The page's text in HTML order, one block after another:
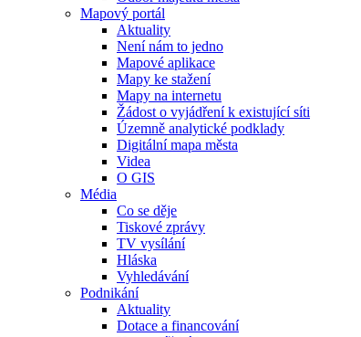
Mapový portál
Aktuality
Není nám to jedno
Mapové aplikace
Mapy ke stažení
Mapy na internetu
Žádost o vyjádření k existující síti
Územně analytické podklady
Digitální mapa města
Videa
O GIS
Média
Co se děje
Tiskové zprávy
TV vysílání
Hláska
Vyhledávání
Podnikání
Aktuality
Dotace a financování